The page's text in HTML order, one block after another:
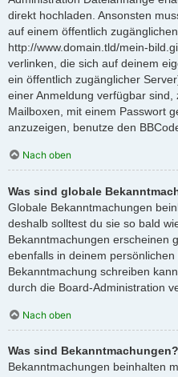
direkt hochladen. Ansonsten
auf einem öffentlich
http://www.domain.tld/mein-
verlinken, die sich auf deinem
ein öffentlich zugänglicher
einer Anmeldung verfügbar sind,
Mailboxen, mit einem Passwort
anzuzeigen, benutze den
Nach oben
Was sind globale
Globale Bekanntmachungen
deshalb solltest du sie so bald
Bekanntmachungen erscheinen
ebenfalls in deinem
Bekanntmachung schreiben
durch die Board-Administration
Nach oben
Was sind Bekanntmachungen?
Bekanntmachungen beinhalten